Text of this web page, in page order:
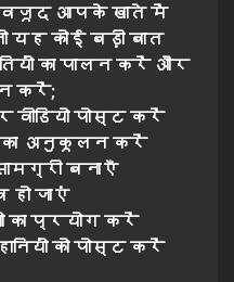
आपके खाते में
कोई बड़ी बात
का पालन करें और
करें;
पोस्ट करें
का अनुकूलन करें
बनाएँ
जाएं
का प्रयोग करें
को पोस्ट करें